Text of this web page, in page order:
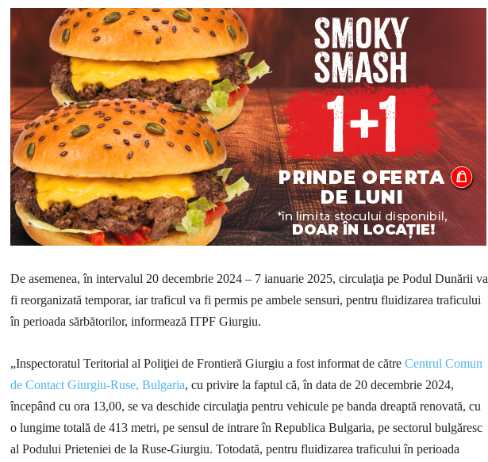
De asemenea, în intervalul 20 decembrie 2024 – 7 ianuarie 2025, circulaţia pe Podul Dunării va
fi reorganizată temporar, iar traficul va fi permis pe ambele sensuri, pentru fluidizarea traficului
în perioada sărbătorilor, informează ITPF Giurgiu.
„Inspectoratul Teritorial al Poliţiei de Frontieră Giurgiu a fost informat de către Centrul Comun
de Contact Giurgiu-Ruse, Bulgaria, cu privire la faptul că, în data de 20 decembrie 2024,
începând cu ora 13,00, se va deschide circulaţia pentru vehicule pe banda dreaptă renovată, cu
o lungime totală de 413 metri, pe sensul de intrare în Republica Bulgaria, pe sectorul bulgăresc
al Podului Prieteniei de la Ruse-Giurgiu. Totodată, pentru fluidizarea traficului în perioada